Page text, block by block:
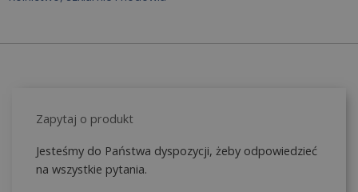
Zapytaj o produkt
Jesteśmy do Państwa dyspozycji, żeby odpowiedzieć
na wszystkie pytania.